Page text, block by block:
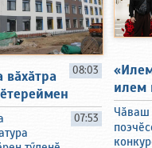
08:03
07:53
илем
Чӑваш